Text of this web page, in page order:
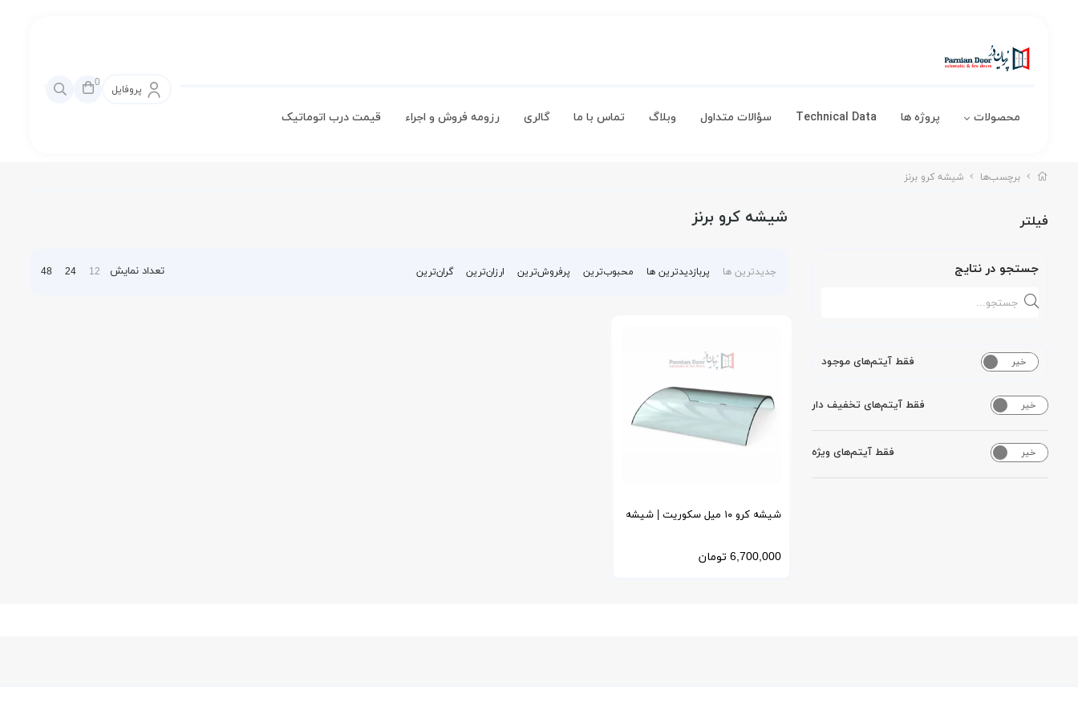
محصولات پروژه ها Technical Data سؤالات متداول وبلاگ تماس با ما گالری رزومه فروش و اجراء قیمت درب اتوماتیک
پروفایل
0
برچسب‌ها شیشه کرو برنز
فیلتر
جستجو در نتایج
خیر فقط آیتم‌های موجود
خیر فقط آیتم‌های تخفیف دار
خیر فقط آیتم‌های ویژه
شیشه کرو برنز
جدیدترین ها پربازدیدترین ها محبوب‌‌ترین پرفروش‌ترین ارزان‌ترین گران‌ترین تعداد نمایش 12
24
48
شیشه کرو ۱۰ میل سکوریت | شیشه
خم رنگی (برنز، دودی، شفاف)
6,700,000 تومان